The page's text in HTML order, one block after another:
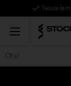
Tasuta
Menu